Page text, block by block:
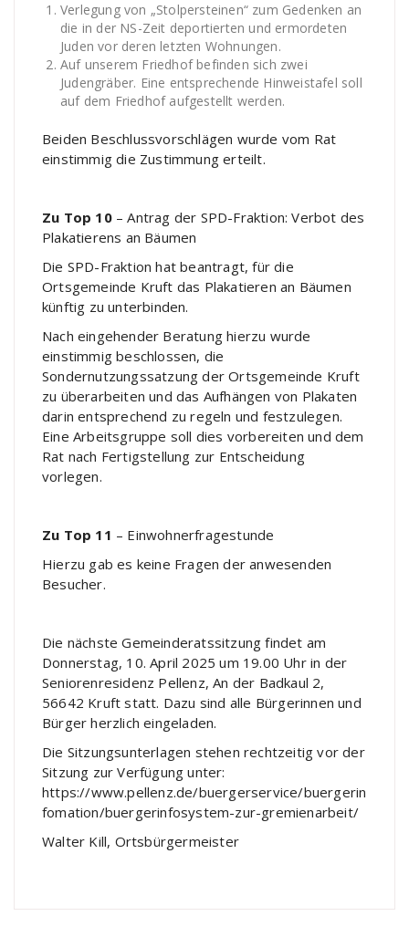
Verlegung von „Stolpersteinen“ zum Gedenken an
die in der NS-Zeit deportierten und ermordeten
Juden vor deren letzten Wohnungen.
Auf unserem Friedhof befinden sich zwei
Judengräber. Eine entsprechende Hinweistafel soll
auf dem Friedhof aufgestellt werden.
Beiden Beschlussvorschlägen wurde vom Rat
einstimmig die Zustimmung erteilt.
Zu Top 10– Antrag der SPD-Fraktion: Verbot des
Plakatierens an Bäumen
Die SPD-Fraktion hat beantragt, für die
Ortsgemeinde Kruft das Plakatieren an Bäumen
künftig zu unterbinden.
Nach eingehender Beratung hierzu wurde
einstimmig beschlossen, die
Sondernutzungssatzung der Ortsgemeinde Kruft
zu überarbeiten und das Aufhängen von Plakaten
darin entsprechend zu regeln und festzulegen.
Eine Arbeitsgruppe soll dies vorbereiten und dem
Rat nach Fertigstellung zur Entscheidung
vorlegen.
Zu Top 11 – Einwohnerfragestunde
Hierzu gab es keine Fragen der anwesenden
Besucher.
Die nächste Gemeinderatssitzung findet am
Donnerstag, 10. April 2025 um 19.00 Uhr in der
Seniorenresidenz Pellenz, An der Badkaul 2,
56642 Kruft statt. Dazu sind alle Bürgerinnen und
Bürger herzlich eingeladen.
Die Sitzungsunterlagen stehen rechtzeitig vor der
Sitzung zur Verfügung unter:
https://www.pellenz.de/buergerservice/buergerin
fomation/buergerinfosystem-zur-gremienarbeit/
Walter Kill, Ortsbürgermeister